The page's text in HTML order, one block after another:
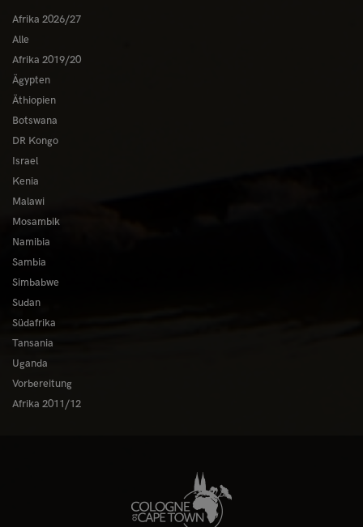
Afrika 2026/27
Alle
Afrika 2019/20
Ägypten
Äthiopien
Botswana
DR Kongo
Israel
Kenia
Malawi
Mosambik
Namibia
Sambia
Simbabwe
Sudan
Südafrika
Tansania
Uganda
Vorbereitung
Afrika 2011/12